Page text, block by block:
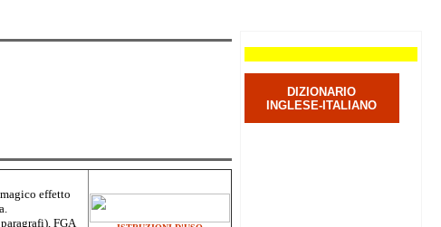
effetto
FGA
DIZIONARIO
INGLESE-ITALIANO